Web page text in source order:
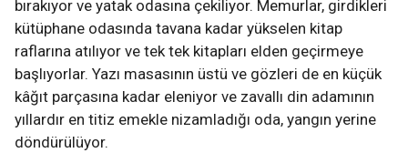
bırakıyor ve yatak odasına çekiliyor. Memurlar, girdikleri
kütüphane odasında tavana kadar yükselen kitap
raflarına atılıyor ve tek tek kitapları elden geçirmeye
başlıyorlar. Yazı masasının üstü ve gözleri de en küçük
kâğıt parçasına kadar eleniyor ve zavallı din adamının
yıllardır en titiz emekle nizamladığı oda, yangın yerine
döndürülüyor.